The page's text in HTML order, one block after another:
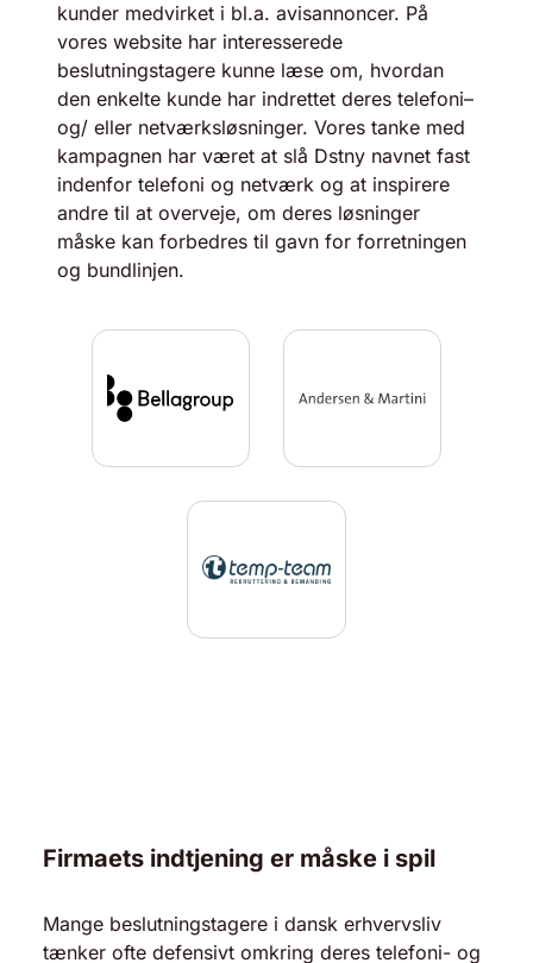
kunder medvirket i bl.a. avisannoncer. På
vores website har interesserede
beslutningstagere kunne læse om, hvordan
den enkelte kunde har indrettet deres telefoni–
og/ eller netværksløsninger. Vores tanke med
kampagnen har været at slå Dstny navnet fast
indenfor telefoni og netværk og at inspirere
andre til at overveje, om deres løsninger
måske kan forbedres til gavn for forretningen
og bundlinjen.
Firmaets indtjening er måske i spil
Mange beslutningstagere i dansk erhvervsliv
tænker ofte defensivt omkring deres telefoni- og